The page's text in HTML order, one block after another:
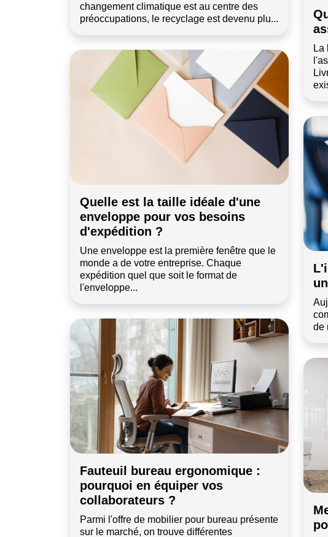
changement climatique est au centre des
préoccupations, le recyclage est devenu plu...
La
Quelle est la taille idéale d'une
enveloppe pour vos besoins
d'expédition ?
Une enveloppe est la première fenêtre que le
monde a de votre entreprise. Chaque
expédition quel que soit le format de
l'enveloppe...
de
Fauteuil bureau ergonomique :
pourquoi en équiper vos
collaborateurs ?
Parmi l'offre de mobilier pour bureau présente
sur le marché, on trouve différentes